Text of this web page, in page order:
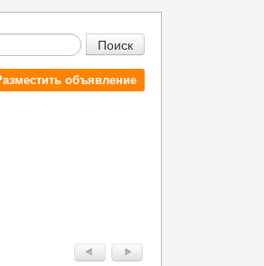
Поиск
объявление